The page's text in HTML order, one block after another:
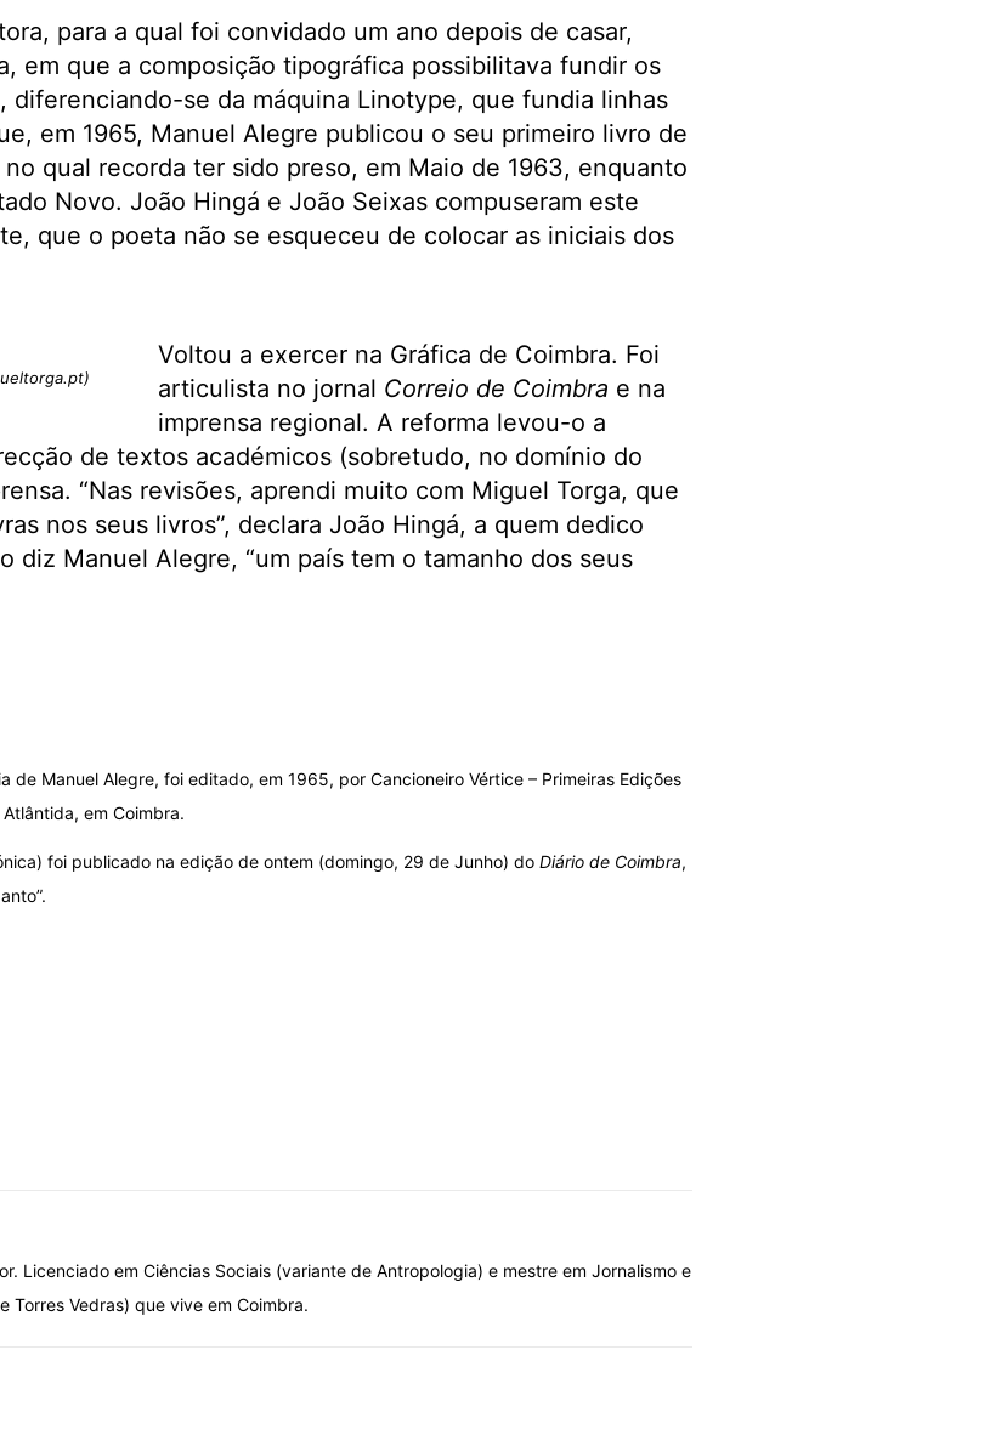
para a qual foi convidado um ano depois de casar,
em que a composição tipográfica possibilitava fundir os
diferenciando-se da máquina Linotype, que fundia linhas
em 1965, Manuel Alegre publicou o seu primeiro livro de
no qual recorda ter sido preso, em Maio de 1963, enquanto
Novo. João Hingá e João Seixas compuseram este
que o poeta não se esqueceu de colocar as iniciais dos
Voltou a exercer na Gráfica de Coimbra. Foi
articulista no jornal Correio de Coimbra e na
imprensa regional. A reforma levou-o a
de textos académicos (sobretudo, no domínio do
“Nas revisões, aprendi muito com Miguel Torga, que
nos seus livros”, declara João Hingá, a quem dedico
diz Manuel Alegre, “um país tem o tamanho dos seus
de Manuel Alegre, foi editado, em 1965, por Cancioneiro Vértice – Primeiras Edições
em Coimbra.
foi publicado na edição de ontem (domingo, 29 de Junho) do Diário de Coimbra,
Licenciado em Ciências Sociais (variante de Antropologia) e mestre em Jornalismo e
Torres Vedras) que vive em Coimbra.